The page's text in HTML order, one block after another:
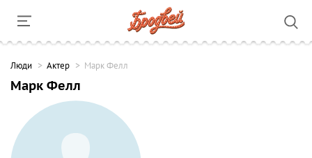
Люди Актер Марк Фелл
Марк Фелл